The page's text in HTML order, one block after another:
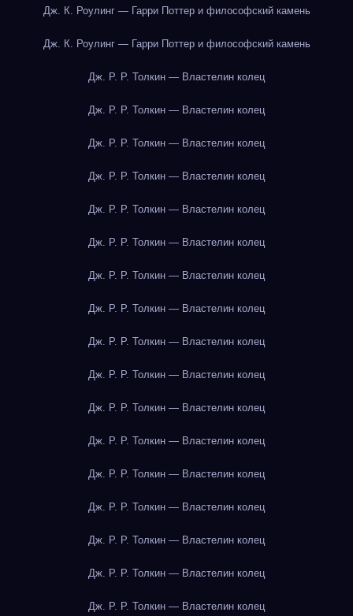
Дж. К. Роулинг — Гарри Поттер и философский камень
Дж. К. Роулинг — Гарри Поттер и философский камень
Дж. Р. Р. Толкин — Властелин колец
Дж. Р. Р. Толкин — Властелин колец
Дж. Р. Р. Толкин — Властелин колец
Дж. Р. Р. Толкин — Властелин колец
Дж. Р. Р. Толкин — Властелин колец
Дж. Р. Р. Толкин — Властелин колец
Дж. Р. Р. Толкин — Властелин колец
Дж. Р. Р. Толкин — Властелин колец
Дж. Р. Р. Толкин — Властелин колец
Дж. Р. Р. Толкин — Властелин колец
Дж. Р. Р. Толкин — Властелин колец
Дж. Р. Р. Толкин — Властелин колец
Дж. Р. Р. Толкин — Властелин колец
Дж. Р. Р. Толкин — Властелин колец
Дж. Р. Р. Толкин — Властелин колец
Дж. Р. Р. Толкин — Властелин колец
Дж. Р. Р. Толкин — Властелин колец